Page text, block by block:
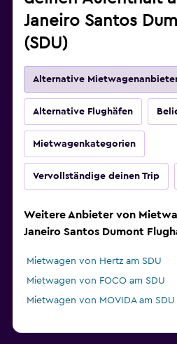
Janeiro Santos
(SDU)
Alternative
Alternative Flughäfen
Mietwagenkategorien
Vervollständige deinen Trip
Weitere Anbieter von
Janeiro Santos Dumont
Mietwagen von Hertz am SDU
Mietwagen von FOCO am SDU
Mietwagen von MOVIDA am SDU